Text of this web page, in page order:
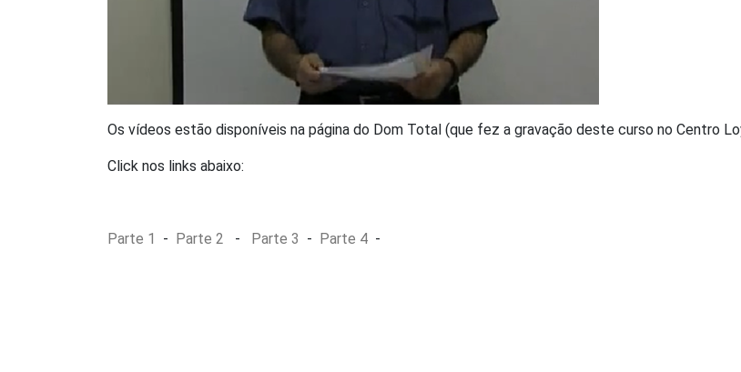
Os vídeos estão disponíveis na página do Dom Total (que fez a gravação deste curso no Centro
Click nos links abaixo:
Parte 1 - Parte 2 - Parte 3 - Parte 4 -